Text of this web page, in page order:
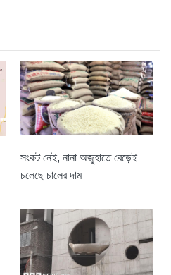
সংকট নেই, নানা অজুহাতে বেড়েই
চলেছে চালের দাম